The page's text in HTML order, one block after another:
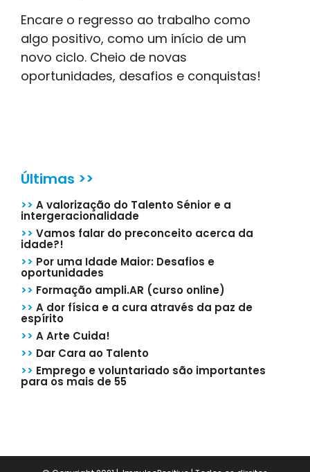
Encare o regresso ao trabalho como
algo positivo, como um início de um
novo ciclo. Cheio de novas
oportunidades, desafios e conquistas!
Últimas >>
>> A valorização do Talento Sénior e a
intergeracionalidade
>> Vamos falar do preconceito acerca da
idade?!
>> Por uma Idade Maior: Desafios e
oportunidades
>> Formação ampli.AR (curso online)
>> A dor física e a cura através da paz de
espírito
>> A Arte Cuida!
>> Dar Cara ao Talento
>> Emprego e voluntariado são importantes
para os mais de 55